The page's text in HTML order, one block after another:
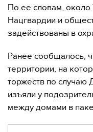
По ее словам, около
Нацгвардии и
задействованы в
Ранее сообщалось,
территории, на
торжеств по случаю
изъяли у
между домами в